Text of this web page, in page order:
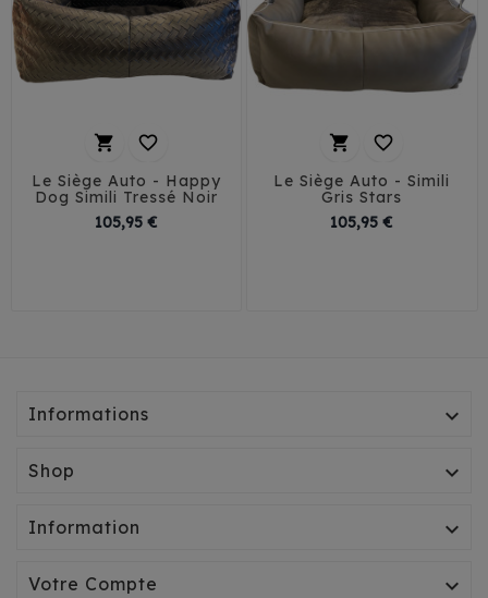
 
Le Siège Auto - Happy
Dog Simili Tressé Noir
105,95 €Prix
 
Le Siège Auto - Simili
Gris Stars
105,95 €
Informations 
Shop 
Information 
Votre Compte 